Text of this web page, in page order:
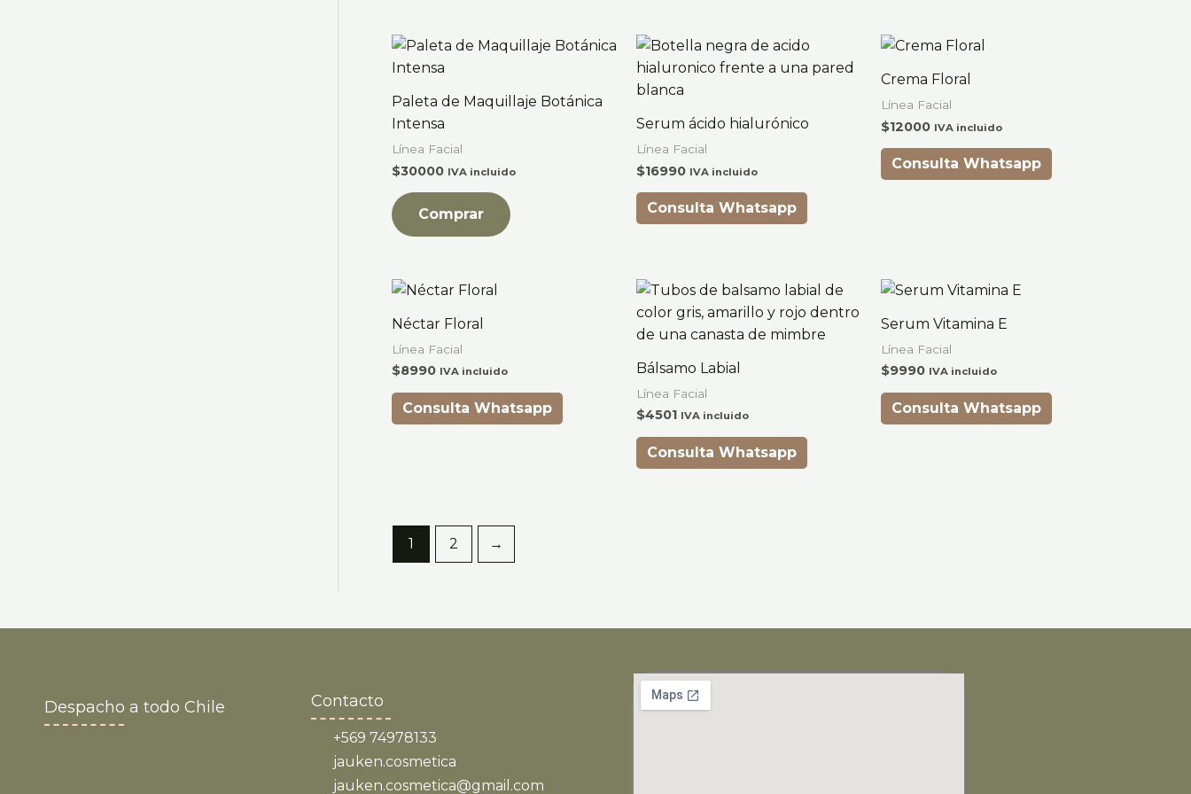
Paleta de Maquillaje Botánica
Intensa
Línea Facial
$30000 IVA incluido
Comprar
Serum ácido hialurónico
Línea Facial
$16990 IVA incluido
Consulta Whatsapp
Crema Floral
Línea Facial
$12000 IVA incluido
Consulta Whatsapp
Néctar Floral
Línea Facial
$8990 IVA incluido
Consulta Whatsapp
Bálsamo Labial
Línea Facial
$4501 IVA incluido
Consulta Whatsapp
Serum Vitamina E
Línea Facial
$9990 IVA incluido
Consulta Whatsapp
1 2 →
Despacho a todo Chile Contacto
+569 74978133
jauken.cosmetica
jauken.cosmetica@gmail.com